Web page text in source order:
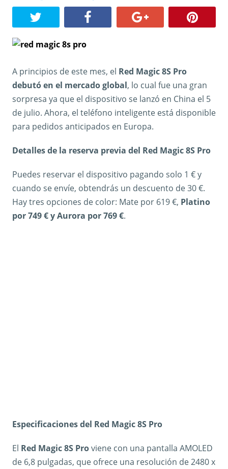
A principios de este mes, el Red Magic 8S Pro
debutó en el mercado global, lo cual fue una gran
sorpresa ya que el dispositivo se lanzó en China el 5
de julio. Ahora, el teléfono inteligente está disponible
para pedidos anticipados en Europa.
Detalles de la reserva previa del Red Magic 8S Pro
Puedes reservar el dispositivo pagando solo 1 € y
cuando se envíe, obtendrás un descuento de 30 €.
Hay tres opciones de color: Mate por 619 €, Platino
por 749 € y Aurora por 769 €.
Especificaciones del Red Magic 8S Pro
El Red Magic 8S Proviene con una pantalla AMOLED
de 6,8 pulgadas, que ofrece una resolución de 2480 x